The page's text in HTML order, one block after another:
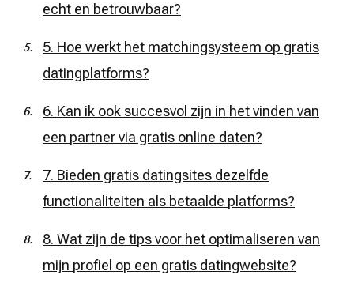
echt en betrouwbaar?
5. Hoe werkt het matchingsysteem op gratis
datingplatforms?
6. Kan ik ook succesvol zijn in het vinden van
een partner via gratis online daten?
7. Bieden gratis datingsites dezelfde
functionaliteiten als betaalde platforms?
8. Wat zijn de tips voor het optimaliseren van
mijn profiel op een gratis datingwebsite?